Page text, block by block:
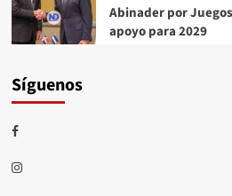
Abinader por
apoyo para 2029
Síguenos